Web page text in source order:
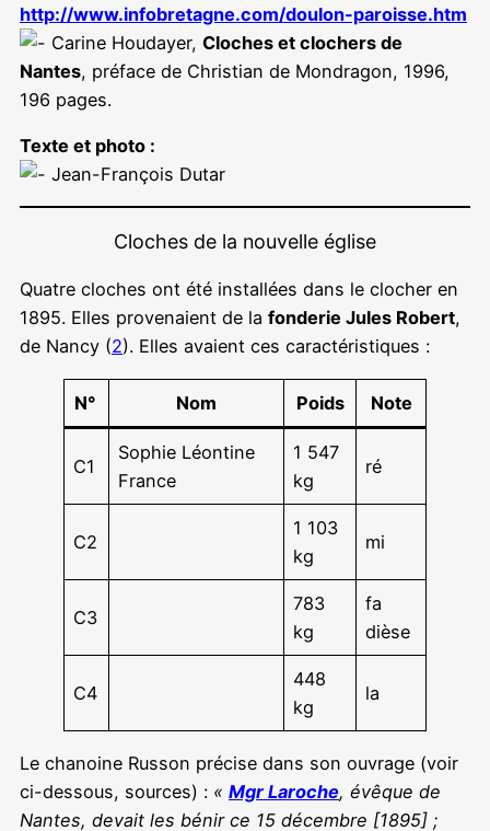
http://www.infobretagne.com/doulon-paroisse.htm
Carine Houdayer, Cloches et clochers de
Nantes, préface de Christian de Mondragon, 1996,
196 pages.
Texte et photo :
Jean-François Dutar
Cloches de la nouvelle église
Quatre cloches ont été installées dans le clocher en
1895. Elles provenaient de la fonderie Jules Robert,
de Nancy (2). Elles avaient ces caractéristiques :
N° Nom Poids Note
C1
Sophie Léontine
France
1 547
kg
ré
C2
1 103
kg
mi
C3
783
kg
fa
dièse
C4
448
kg
la
Le chanoine Russon précise dans son ouvrage (voir
ci-dessous, sources) : « Mgr Laroche, évêque de
Nantes, devait les bénir ce 15 décembre [1895] ;